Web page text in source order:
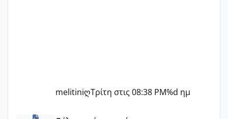
melitiniღΤρίτη στις 08:38 PM%d ημ
Πόσες είμαστε κοντά 40 και προσπαθούμε;;